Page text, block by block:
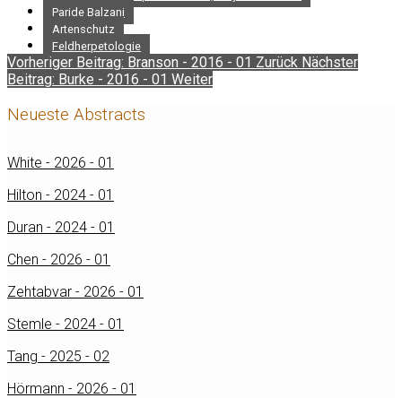
Paride Balzani
Artenschutz
Feldherpetologie
Vorheriger Beitrag: Branson - 2016 - 01 Zurück Nächster
Beitrag: Burke - 2016 - 01 Weiter
Neueste Abstracts
White - 2026 - 01
Hilton - 2024 - 01
Duran - 2024 - 01
Chen - 2026 - 01
Zehtabvar - 2026 - 01
Stemle - 2024 - 01
Tang - 2025 - 02
Hörmann - 2026 - 01